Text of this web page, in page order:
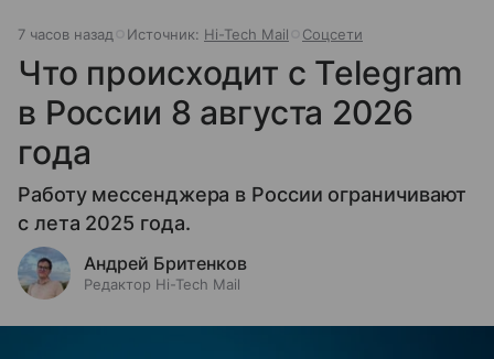
7 часов назад Источник: Hi-Tech Mail Соцсети
Что происходит с Telegram
в России 8 августа 2026
года
Работу мессенджера в России ограничивают
с лета 2025 года.
Андрей Бритенков
Редактор Hi-Tech Mail